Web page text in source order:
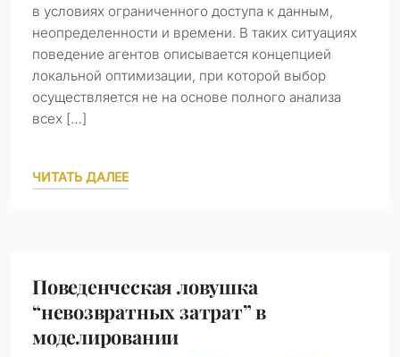
в условиях ограниченного доступа к данным,
неопределенности и времени. В таких ситуациях
поведение агентов описывается концепцией
локальной оптимизации, при которой выбор
осуществляется не на основе полного анализа
всех […]
ЧИТАТЬ ДАЛЕЕ
Поведенческая ловушка
“невозвратных затрат” в
моделировании